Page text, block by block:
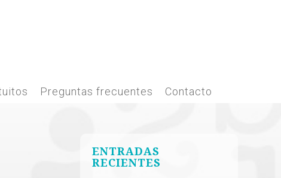
Preguntas frecuentes Contacto
ENTRADAS
RECIENTES